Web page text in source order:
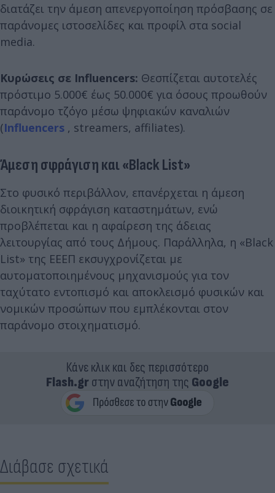
διατάζει την άμεση απενεργοποίηση πρόσβασης σε
παράνομες ιστοσελίδες και προφίλ στα social
media.
Κυρώσεις σε Influencers: Θεσπίζεται αυτοτελές
πρόστιμο 5.000€ έως 50.000€ για όσους προωθούν
παράνομο τζόγο μέσω ψηφιακών καναλιών
(Influencers , streamers, affiliates).
Άμεση σφράγιση και «Black List»
Στο φυσικό περιβάλλον, επανέρχεται η άμεση
διοικητική σφράγιση καταστημάτων, ενώ
προβλέπεται και η αφαίρεση της άδειας
λειτουργίας από τους Δήμους. Παράλληλα, η «Black
List» της ΕΕΕΠ εκσυγχρονίζεται με
αυτοματοποιημένους μηχανισμούς για τον
ταχύτατο εντοπισμό και αποκλεισμό φυσικών και
νομικών προσώπων που εμπλέκονται στον
παράνομο στοιχηματισμό.
Κάνε κλικ και δες περισσότερο
Flash.grστην αναζήτηση της Google
Διάβασε σχετικά